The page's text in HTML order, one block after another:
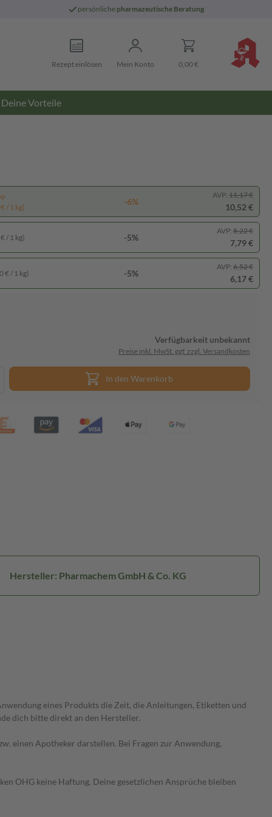
persönliche pharmazeutische Beratung
Rezept einlösen Mein Konto 0,00 €
Deine Vorteile
/ 1 kg)
-6%
AVP: 11,17 €
10,52 €
/ 1 kg) -5%
AVP: 8,22 €
7,79 €
€ / 1 kg) -5%
AVP: 6,52 €
6,17 €
Verfügbarkeit unbekannt
Preise inkl. MwSt. ggf. zzgl. Versandkosten
In den Warenkorb
Hersteller: Pharmachem GmbH & Co. KG
eines Produkts die Zeit, die Anleitungen, Etiketten und
dich bitte direkt an den Hersteller.
einen Apotheker darstellen. Bei Fragen zur Anwendung,
OHG keine Haftung. Deine gesetzlichen Ansprüche bleiben